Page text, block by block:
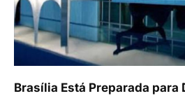
Brasília Está Preparada para